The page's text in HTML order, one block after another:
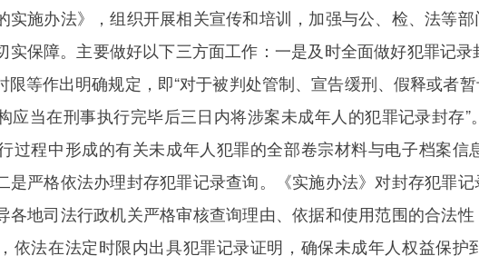
实施办法》，组织开展相关宣传和培训，加强与公、检、法等
实保障。主要做好以下三方面工作：一是及时全面做好犯罪记
等作出明确规定，即“对于被判处管制、宣告缓刑、假释或者
应当在刑事执行完毕后三日内将涉案未成年人的犯罪记录封存
过程中形成的有关未成年人犯罪的全部卷宗材料与电子档案
是严格依法办理封存犯罪记录查询。《实施办法》对封存犯罪
各地司法行政机关严格审核查询理由、依据和使用范围的合法
依法在法定时限内出具犯罪记录证明，确保未成年人权益保